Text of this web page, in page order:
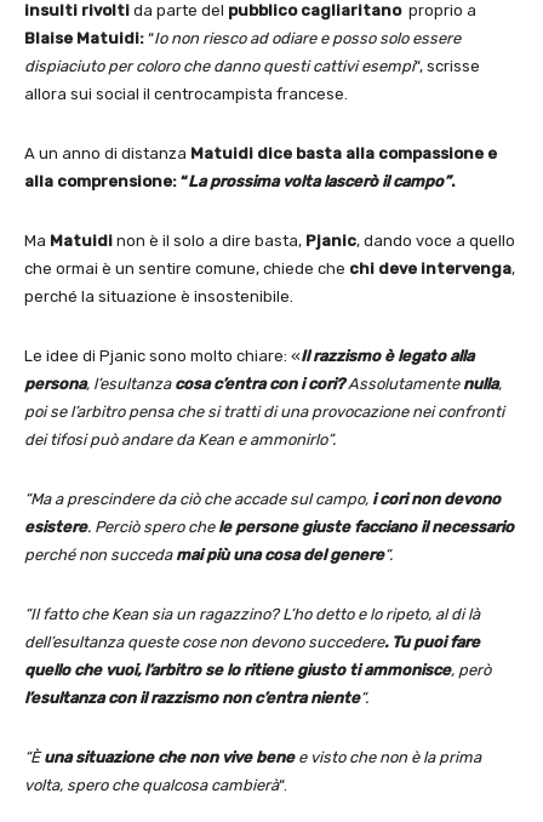
insulti rivolti da parte del pubblico cagliaritanoproprio a
Blaise Matuidi: “Io non riesco ad odiare e posso solo essere
dispiaciuto per coloro che danno questi cattivi esempi“, scrisse
allora sui social il centrocampista francese.
A un anno di distanza Matuidi dice basta alla compassione e
alla comprensione: “La prossima volta lascerò il campo”.
Ma Matuidi non è il solo a dire basta, Pjanic, dando voce a quello
che ormai è un sentire comune, chiede che chi deve intervenga,
perché la situazione è insostenibile.
Le idee di Pjanic sono molto chiare: «Il razzismo è legato alla
persona, l’esultanza cosa c’entra con i cori?Assolutamente nulla,
poi se l’arbitro pensa che si tratti di una provocazione nei confronti
dei tifosi può andare da Kean e ammonirlo”.
“Ma a prescindere da ciò che accade sul campo, i cori non devono
esistere. Perciò spero che le persone giuste facciano il necessario
perché non succeda mai più una cosa del genere“.
“Il fatto che Kean sia un ragazzino? L’ho detto e lo ripeto, al di là
dell’esultanza queste cose non devono succedere. Tu puoi fare
quello che vuoi, l’arbitro se lo ritiene giusto ti ammonisce, però
l’esultanza con il razzismo non c’entra niente“.
“Èuna situazione che non vive benee visto che non è la prima
volta, spero che qualcosa cambierà“.